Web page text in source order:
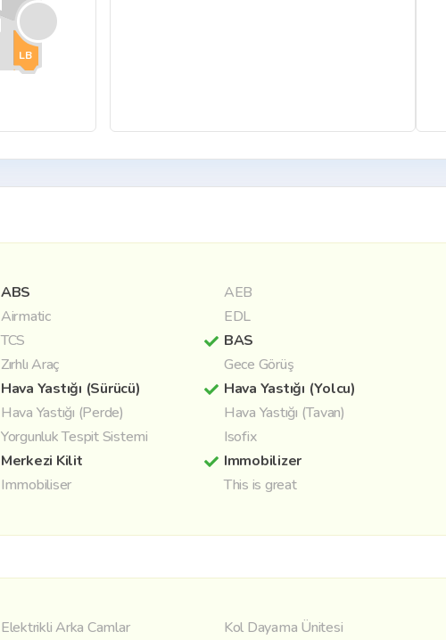
LB
ABS AEB
Airmatic EDL
TCS BAS
Zırhlı Araç Gece Görüş
Hava Yastığı (Sürücü) Hava Yastığı (Yolcu)
Hava Yastığı (Perde) Hava Yastığı (Tavan)
Yorgunluk Tespit Sistemi Isofix
Merkezi Kilit Immobilizer
Immobiliser This is great
Elektrikli Arka Camlar Kol Dayama Ünitesi